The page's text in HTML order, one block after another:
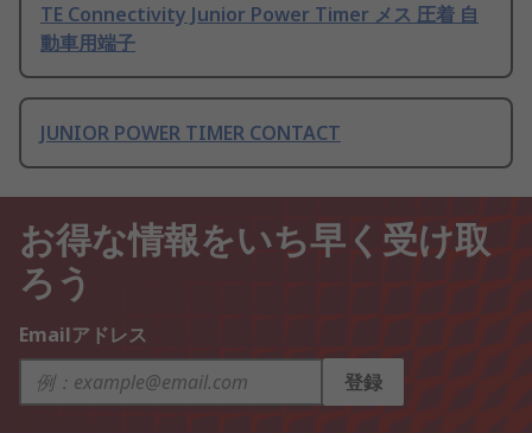
TE Connectivity Junior Power Timer メス 圧着 自
動車用端子
JUNIOR POWER TIMER CONTACT
お得な情報をいち早く受け取
ろう
Emailアドレス
登録